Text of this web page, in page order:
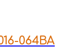
064BA